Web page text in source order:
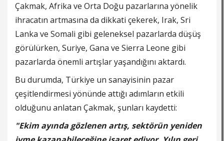
Çakmak, Afrika ve Orta Doğu pazarlarına yönelik
ihracatın artmasına da dikkati çekerek, Irak, Sri
Lanka ve Somali gibi geleneksel pazarlarda düşüş
görülürken, Suriye, Gana ve Sierra Leone gibi
pazarlarda önemli artışlar yaşandığını aktardı.
Bu durumda, Türkiye un sanayisinin pazar
çeşitlendirmesi yönünde attığı adımların etkili
olduğunu anlatan Çakmak, şunları kaydetti:
"Ekim ayında gözlenen artış, sektörün yeniden